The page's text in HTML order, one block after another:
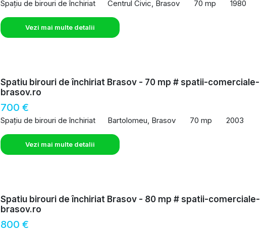
Spațiu de birouri de închiriat Centrul Civic, Brasov 70 mp 1980
Vezi mai multe detalii
Spatiu birouri de închiriat Brasov - 70 mp # spatii-comerciale-
brasov.ro
700 €
Spațiu de birouri de închiriat Bartolomeu, Brasov 70 mp 2003
Vezi mai multe detalii
Spatiu birouri de închiriat Brasov - 80 mp # spatii-comerciale-
brasov.ro
800 €